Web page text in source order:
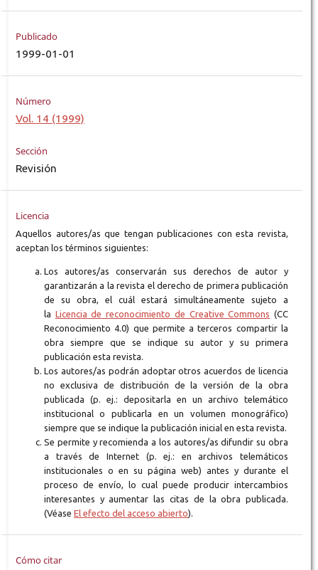
Publicado
1999-01-01
Número
Vol. 14 (1999)
Sección
Revisión
Licencia
Aquellos autores/as que tengan publicaciones con esta revista,
aceptan los términos siguientes:
Los autores/as conservarán sus derechos de autor y
garantizarán a la revista el derecho de primera publicación
de su obra, el cuál estará simultáneamente sujeto a
la Licencia de reconocimiento de Creative Commons (CC
Reconocimiento 4.0) que permite a terceros compartir la
obra siempre que se indique su autor y su primera
publicación esta revista.
Los autores/as podrán adoptar otros acuerdos de licencia
no exclusiva de distribución de la versión de la obra
publicada (p. ej.: depositarla en un archivo telemático
institucional o publicarla en un volumen monográfico)
siempre que se indique la publicación inicial en esta revista.
Se permite y recomienda a los autores/as difundir su obra
a través de Internet (p. ej.: en archivos telemáticos
institucionales o en su página web) antes y durante el
proceso de envío, lo cual puede producir intercambios
interesantes y aumentar las citas de la obra publicada.
(Véase El efecto del acceso abierto).
Cómo citar